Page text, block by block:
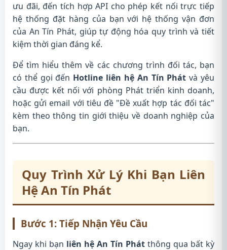
ưu đãi, đến tích hợp API cho phép kết nối trực tiếp
hệ thống đặt hàng của bạn với hệ thống vận đơn
của An Tín Phát, giúp tự động hóa quy trình và tiết
kiệm thời gian đáng kể.
Để tìm hiểu thêm về các chương trình đối tác, bạn
có thể gọi đến Hotline liên hệ An Tín Phát và yêu
cầu được kết nối với phòng Phát triển kinh doanh,
hoặc gửi email với tiêu đề "Đề xuất hợp tác đối tác"
kèm theo thông tin giới thiệu về doanh nghiệp của
bạn.
Quy Trình Xử Lý Khi Bạn Liên
Hệ An Tín Phát
Bước 1: Tiếp Nhận Yêu Cầu
Ngay khi bạn liên hệ An Tín Phát thông qua bất kỳ